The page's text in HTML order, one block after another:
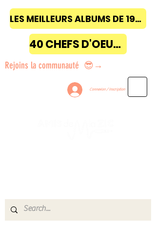
LES MEILLEURS ALBUMS DE 1968 à 2018
40 CHEFS D'OEUVRE
Rejoins la communauté 😎→
Connexion / Inscription